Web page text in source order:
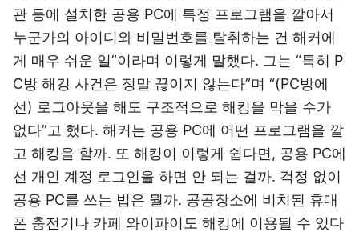
관 등에 설치한 공용 PC에 특정 프로그램을 깔아서
누군가의 아이디와 비밀번호를 탈취하는 건 해커에
게 매우 쉬운 일”이라며 이렇게 말했다. 그는 “특히 P
C방 해킹 사건은 정말 끊이지 않는다”며 “(PC방에
선) 로그아웃을 해도 구조적으로 해킹을 막을 수가
없다”고 했다. 해커는 공용 PC에 어떤 프로그램을 깔
고 해킹을 할까. 또 해킹이 이렇게 쉽다면, 공용 PC에
선 개인 계정 로그인을 하면 안 되는 걸까. 걱정 없이
공용 PC를 쓰는 법은 뭘까. 공공장소에 비치된 휴대
폰 충전기나 카페 와이파이도 해킹에 이용될 수 있다